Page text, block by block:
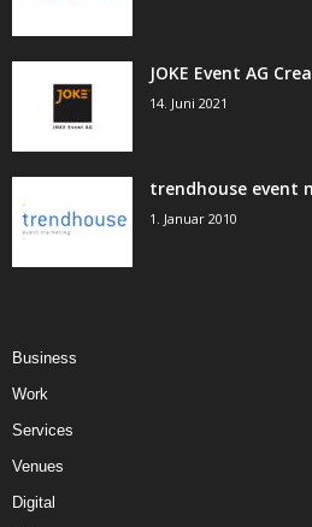
JOKE Event AG
14. Juni 2021
trendhouse event
1. Januar 2010
Business
Work
Services
Venues
Digital